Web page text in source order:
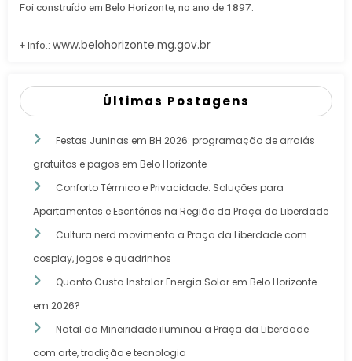
Foi construído em Belo Horizonte, no ano de 1897.
+ Info.: www.belohorizonte.mg.gov.br
Últimas Postagens
Festas Juninas em BH 2026: programação de arraiás
gratuitos e pagos em Belo Horizonte
Conforto Térmico e Privacidade: Soluções para
Apartamentos e Escritórios na Região da Praça da Liberdade
Cultura nerd movimenta a Praça da Liberdade com
cosplay, jogos e quadrinhos
Quanto Custa Instalar Energia Solar em Belo Horizonte
em 2026?
Natal da Mineiridade iluminou a Praça da Liberdade
com arte, tradição e tecnologia